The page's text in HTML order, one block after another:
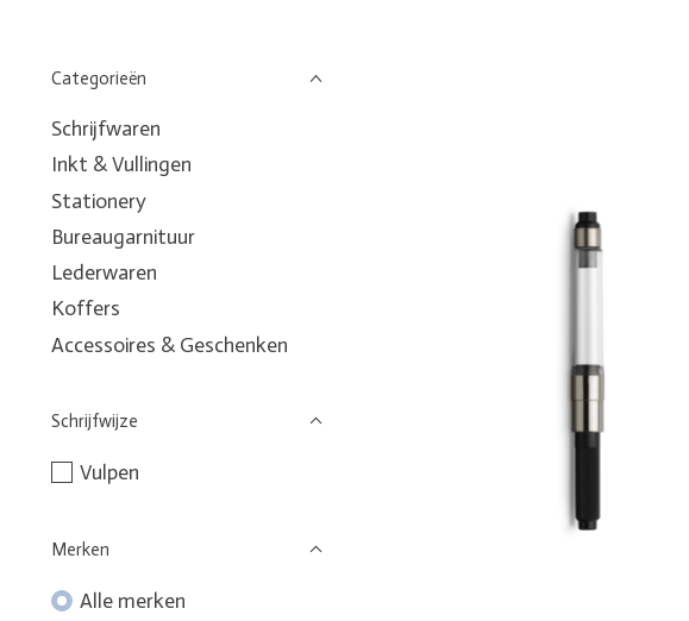
Categorieën
Schrijfwaren
Inkt & Vullingen
Stationery
Bureaugarnituur
Lederwaren
Koffers
Accessoires & Geschenken
Schrijfwijze
Vulpen
Merken
Alle merken